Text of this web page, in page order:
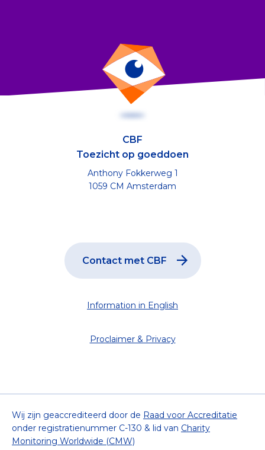
CBF
Toezicht op goeddoen
Anthony Fokkerweg 1
1059 CM Amsterdam
Contact met CBF
Information in English
Proclaimer & Privacy
Wij zijn geaccrediteerd door de Raad voor Accreditatie
onder registratienummer C-130 & lid van Charity
Monitoring Worldwide (CMW)